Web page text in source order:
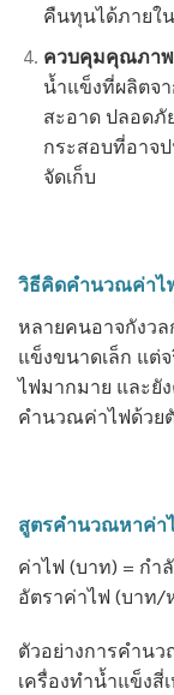
คืนทุนได้ภายใ
ควบคุมคุณภาพ
น้ำแข็งที่ผลิตจ
สะอาด ปลอดภั
กระสอบที่อาจ
จัดเก็บ
วิธีคิดคำนวณค่าไ
หลายคนอาจกังว
แข็งขนาดเล็ก แต่
ไฟมากมาย และ
คำนวณค่าไฟด้วย
สูตรคำนวณหาค่า
ค่าไฟ (บาท) = กำ
อัตราค่าไฟ (บาท/
ตัวอย่างการคำน
เครื่องทำน้ำแข็งสี่